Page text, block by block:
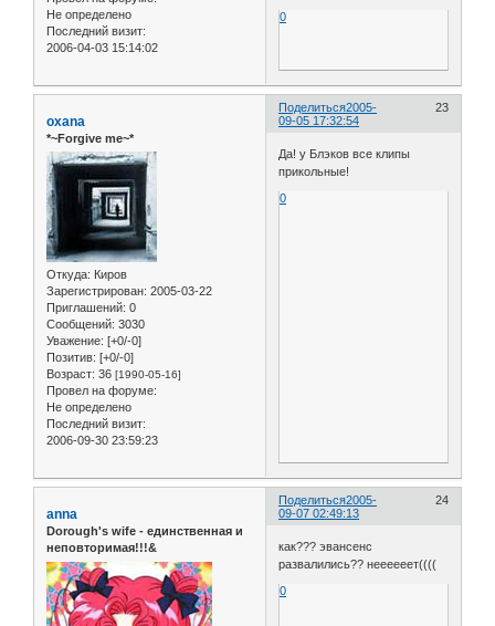
Не определено
Последний визит:
2006-04-03 15:14:02
0
Поделиться 23
2005-
09-05 17:32:54
oxana
*~Forgive me~*
Откуда: Киров
Зарегистрирован: 2005-03-22
Приглашений: 0
Сообщений: 3030
Уважение: [+0/-0]
Позитив: [+0/-0]
Возраст: 36 [1990-05-16]
Провел на форуме:
Не определено
Последний визит:
2006-09-30 23:59:23
Да! у Блэков все клипы
прикольные!
0
Поделиться 24
2005-
09-07 02:49:13
anna
Dorough's wife - единственная и
неповторимая!!!&
как??? эвансенс
развалились?? неееееет((((
0